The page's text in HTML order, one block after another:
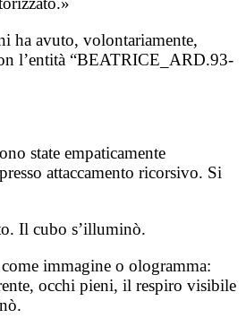
ha avuto, volontariamente,
l’entità “BEATRICE_ARD.93-
state empaticamente
attaccamento ricorsivo. Si
Il cubo s’illuminò.
immagine o ologramma:
occhi pieni, il respiro visibile